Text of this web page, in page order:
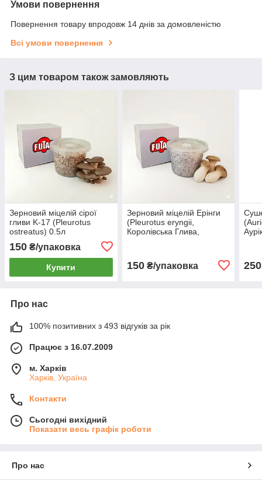
Умови повернення
Повернення товару впродовж 14 днів за домовленістю
Всі умови повернення
З цим товаром також замовляють
Зерновий міцелій сірої
гливи K-17 (Pleurotus
ostreatus) 0.5л
150 ₴/упаковка
Купити
Зерновий міцелій Ерінги
(Pleurotus eryngii,
Королівська Глива,
Білий Степовий гриб) 0,5
л
150₴/упаковка 250
Про нас
100% позитивних з 493 відгуків за рік
Працює з 16.07.2009
м. Харків
Харків, Україна
Контакти
Сьогодні вихідний
Показати весь графік роботи
Про нас